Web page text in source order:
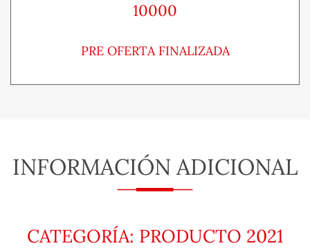
10000
PRE OFERTA FINALIZADA
INFORMACIÓN ADICIONAL
CATEGORÍA: PRODUCTO 2021